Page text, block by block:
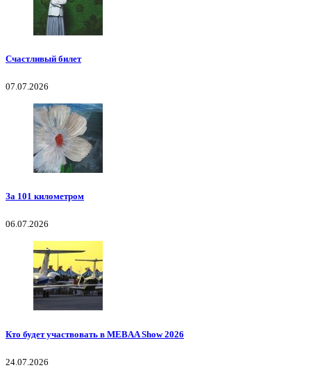
Счастливый билет
07.07.2026
За 101 километром
06.07.2026
Кто будет участвовать в MEBAA Show 2026
24.07.2026